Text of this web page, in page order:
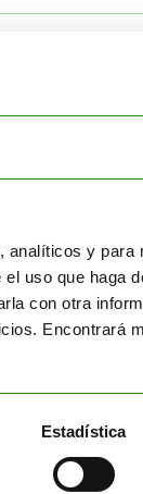
y para
uso que haga
con otra
Encontrará
Estadística